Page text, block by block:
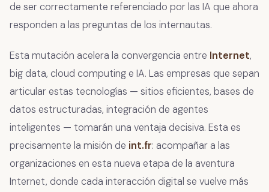
de ser correctamente referenciado por las IA que ahora
responden a las preguntas de los internautas.
Esta mutación acelera la convergencia entre Internet,
big data, cloud computing e IA. Las empresas que sepan
articular estas tecnologías — sitios eficientes, bases de
datos estructuradas, integración de agentes
inteligentes — tomarán una ventaja decisiva. Esta es
precisamente la misión de int.fr: acompañar a las
organizaciones en esta nueva etapa de la aventura
Internet, donde cada interacción digital se vuelve más